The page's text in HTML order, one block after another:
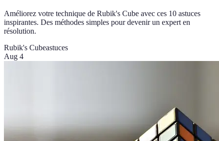
Améliorez votre technique de Rubik's Cube avec ces 10 astuces
inspirantes. Des méthodes simples pour devenir un expert en
résolution.
Rubik's Cubeastuces
Aug 4